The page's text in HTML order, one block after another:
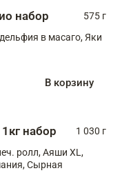
набор
575 г
в масаго, Яки
В корзину
набор
1 030 г
ролл, Аяши XL,
Сырная